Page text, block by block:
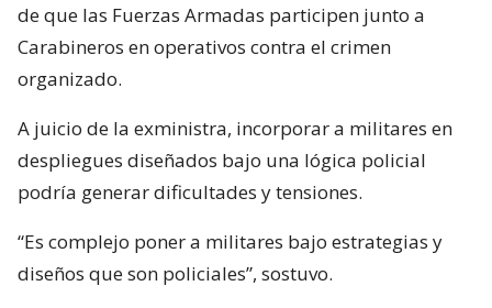
de que las Fuerzas Armadas participen junto a
Carabineros en operativos contra el crimen
organizado.
A juicio de la exministra, incorporar a militares en
despliegues diseñados bajo una lógica policial
podría generar dificultades y tensiones.
“Es complejo poner a militares bajo estrategias y
diseños que son policiales”, sostuvo.